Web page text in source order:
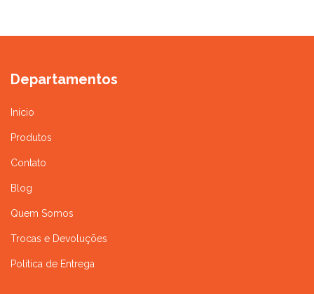
Departamentos
Início
Produtos
Contato
Blog
Quem Somos
Trocas e Devoluções
Política de Entrega